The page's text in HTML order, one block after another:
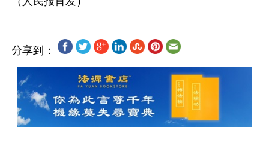
分享到：